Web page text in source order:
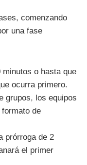
comenzando
una fase
minutos o hasta que
ocurra primero.
grupos, los equipos
de
prórroga de 2
el primer